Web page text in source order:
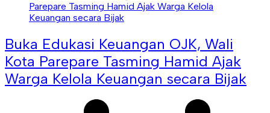
Buka Edukasi Keuangan OJK, Wali
Kota Parepare Tasming Hamid Ajak
Warga Kelola Keuangan secara Bijak